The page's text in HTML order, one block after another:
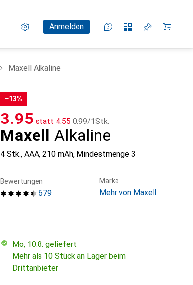
Einstellungen
KundenkontoAnmelden
Vergleichslisten
Merklisten
Warenkorb
Maxell Alkaline
−13%
Maxell Alkaline
4 Stk., AAA, 210 mAh, Mindestmenge 3
CHF
3.95 statt CHF
4.55 CHF
0.99/1Stk.
679
Bewertungen Marke
Mehr von Maxell
Mo, 10.8. geliefert
Mehr als 10 Stück an Lager beim
Drittanbieter